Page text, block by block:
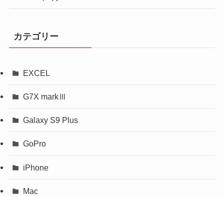
カテゴリー
EXCEL
G7X markⅢ
Galaxy S9 Plus
GoPro
iPhone
Mac